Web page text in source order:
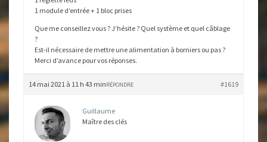
1 module d’entrée + 1 bloc prises
Que me conseillez vous ? J’hésite ? Quel système et quel câblage
?
Est-il nécessaire de mettre une alimentation à borniers ou pas ?
Merci d’avance pour vos réponses.
14 mai 2021 à 11 h 43 min #1619
RÉPONDRE
Guillaume
Maître des clés